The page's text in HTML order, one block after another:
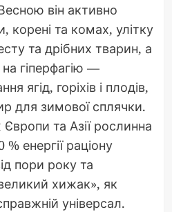
він активно
корені та комах, улітку
та дрібних тварин, а
гіперфагію —
ягід, горіхів і плодів,
для зимової сплячки.
Європи та Азії рослинна
енергії раціону
пори року та
хижак», як
універсал.